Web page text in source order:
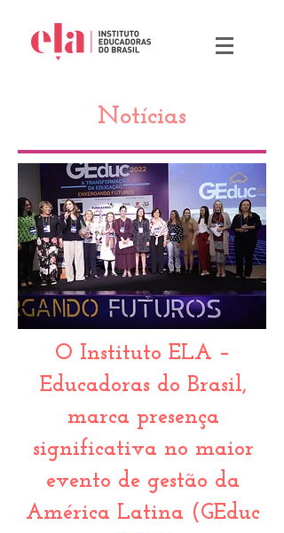
Notícias
O Instituto ELA –
Educadoras do Brasil,
marca presença
significativa no maior
evento de gestão da
América Latina (GEduc